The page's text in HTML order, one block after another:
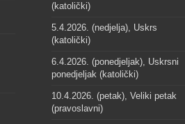
(katolički)
5.4.2026. (nedjelja), Uskrs
(katolički)
6.4.2026. (ponedjeljak), Uskrsni
ponedjeljak (katolički)
10.4.2026. (petak), Veliki petak
(pravoslavni)